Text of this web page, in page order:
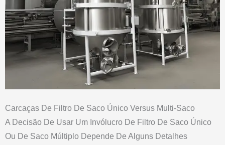
Carcaças De Filtro De Saco Único Versus Multi-Saco
A Decisão De Usar Um Invólucro De Filtro De Saco Único
Ou De Saco Múltiplo Depende De Alguns Detalhes